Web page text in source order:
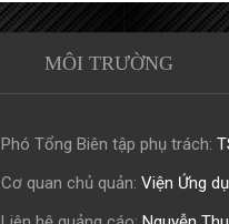
MÔI TRƯỜNG
Phó Tổng Biên tập phụ trách:
Cơ quan chủ quản: Viện Ứng